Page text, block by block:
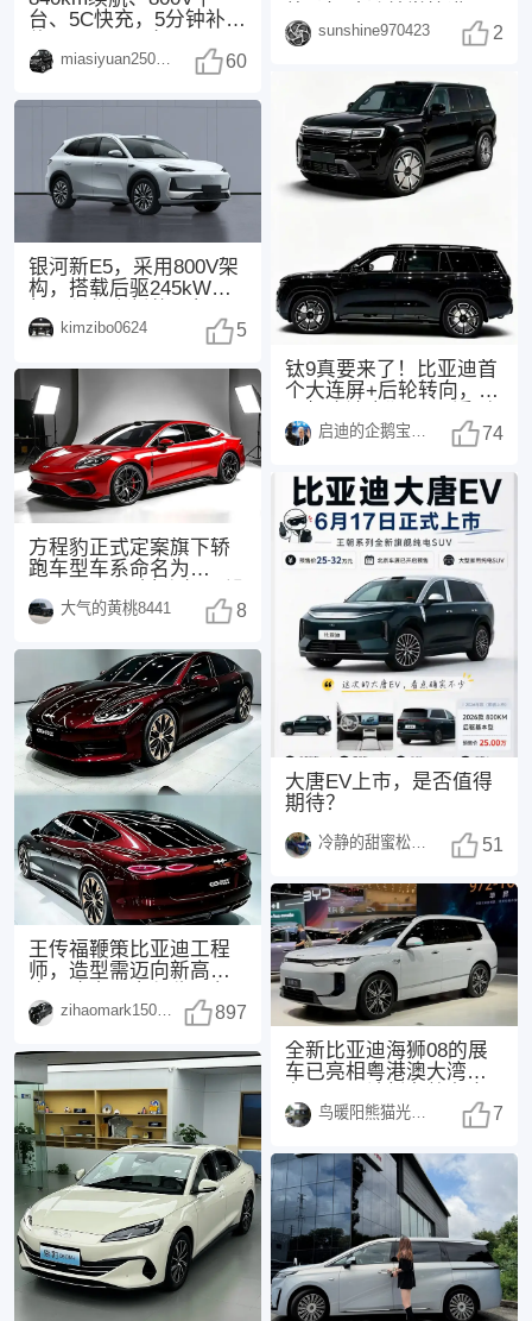
台、5C快充，5分钟补能
miasiyuan250914 60
银河新E5，采用800V架
构，搭载后驱245kW电
同，配备了
kimzibo0624 5
方程豹正式定案旗下轿
跑车型车系命名为
有采用此前网传的“
大气的黄桃8441 8
王传福鞭策比亚迪工程
师，造型需迈向新高
众望！传福先生曾表
zihaomark150415 897
3.3T直六+后驱
sunshine970423 2
钛9真要来了！比亚迪首
个大连屏+后轮转向，25
汽车圈的消息
74
大唐EV上市，是否值得
期待？
冷静的甜蜜松鼠1498 51
全新比亚迪海狮08的展
车已亮相粤港澳大湾区
年正式上市，这也是
鸟暖阳熊猫光250108 7